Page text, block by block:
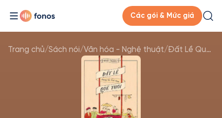
Các gói & Mức giá
Trang chủ/Sách nói/Văn hóa - Nghệ thuật/ Đất Lề Quê Thói